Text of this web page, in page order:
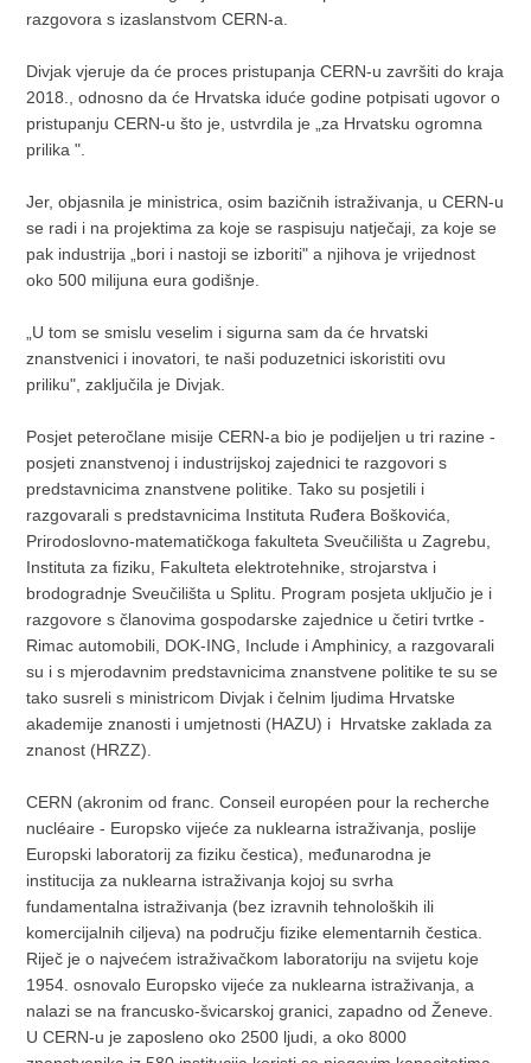
razgovora s izaslanstvom CERN-a.
Divjak vjeruje da će proces pristupanja CERN-u završiti do kraja
2018., odnosno da će Hrvatska iduće godine potpisati ugovor o
pristupanju CERN-u što je, ustvrdila je „za Hrvatsku ogromna
prilika ".
Jer, objasnila je ministrica, osim bazičnih istraživanja, u CERN-u
se radi i na projektima za koje se raspisuju natječaji, za koje se
pak industrija „bori i nastoji se izboriti" a njihova je vrijednost
oko 500 milijuna eura godišnje.
„U tom se smislu veselim i sigurna sam da će hrvatski
znanstvenici i inovatori, te naši poduzetnici iskoristiti ovu
priliku", zaključila je Divjak.
Posjet peteročlane misije CERN-a bio je podijeljen u tri razine -
posjeti znanstvenoj i industrijskoj zajednici te razgovori s
predstavnicima znanstvene politike. Tako su posjetili i
razgovarali s predstavnicima Instituta Ruđera Boškovića,
Prirodoslovno-matematičkoga fakulteta Sveučilišta u Zagrebu,
Instituta za fiziku, Fakulteta elektrotehnike, strojarstva i
brodogradnje Sveučilišta u Splitu. Program posjeta uključio je i
razgovore s članovima gospodarske zajednice u četiri tvrtke -
Rimac automobili, DOK-ING, Include i Amphinicy, a razgovarali
su i s mjerodavnim predstavnicima znanstvene politike te su se
tako susreli s ministricom Divjak i čelnim ljudima Hrvatske
akademije znanosti i umjetnosti (HAZU) i Hrvatske zaklada za
znanost (HRZZ).
CERN (akronim od franc. Conseil européen pour la recherche
nucléaire - Europsko vijeće za nuklearna istraživanja, poslije
Europski laboratorij za fiziku čestica), međunarodna je
institucija za nuklearna istraživanja kojoj su svrha
fundamentalna istraživanja (bez izravnih tehnoloških ili
komercijalnih ciljeva) na području fizike elementarnih čestica.
Riječ je o najvećem istraživačkom laboratoriju na svijetu koje
1954. osnovalo Europsko vijeće za nuklearna istraživanja, a
nalazi se na francusko-švicarskoj granici, zapadno od Ženeve.
U CERN-u je zaposleno oko 2500 ljudi, a oko 8000